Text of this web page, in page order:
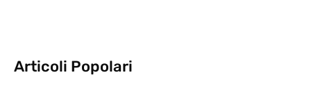
Articoli Popolari